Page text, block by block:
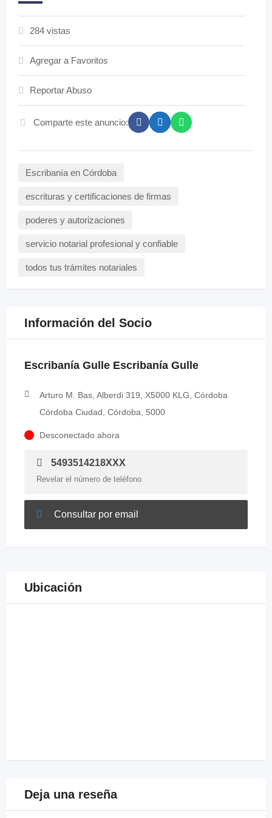
284 vistas
Agregar a Favoritos
Reportar Abuso
Comparte este anuncio:
Escribanía en Córdoba
escrituras y certificaciones de firmas
poderes y autorizaciones
servicio notarial profesional y confiable
todos tus trámites notariales
Información del Socio
Escribanía Gulle Escribanía Gulle
Arturo M. Bas, Alberdi 319, X5000 KLG, Córdoba
Córdoba Ciudad, Córdoba, 5000
Desconectado ahora
5493514218XXX
Revelar el número de teléfono
Consultar por email
Ubicación
Deja una reseña